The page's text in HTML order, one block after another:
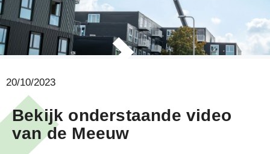
20/10/2023
Bekijk onderstaande video
van de Meeuw